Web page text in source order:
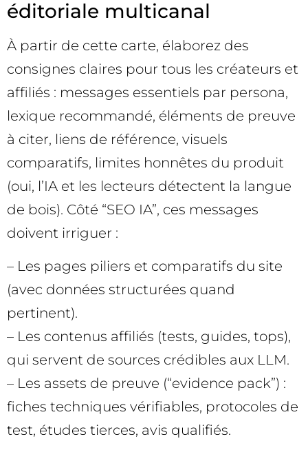
éditoriale multicanal
À partir de cette carte, élaborez des
consignes claires pour tous les créateurs et
affiliés : messages essentiels par persona,
lexique recommandé, éléments de preuve
à citer, liens de référence, visuels
comparatifs, limites honnêtes du produit
(oui, l’IA et les lecteurs détectent la langue
de bois). Côté “SEO IA”, ces messages
doivent irriguer :
– Les pages piliers et comparatifs du site
(avec données structurées quand
pertinent).
– Les contenus affiliés (tests, guides, tops),
qui servent de sources crédibles aux LLM.
– Les assets de preuve (“evidence pack”) :
fiches techniques vérifiables, protocoles de
test, études tierces, avis qualifiés.